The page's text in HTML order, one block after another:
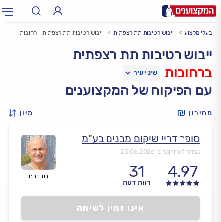
עירעיר: תל אביב, חיפה…
בעלי מקצוע ייבוש רטיבות תת רצפתית ייבוש רטיבות תת רצפתית - רחובות
ייבוש רטיבות תת רצפתית
ברחובות
עם הפיקוח של המקצוענים
מחירון מיון
דוד יורם
סופר דריי שיקום מבנים בע"מ
נבדק לאחרונה ב-25.06.2026
4.97
31
חוות דעת
אינו זמין לשיחה